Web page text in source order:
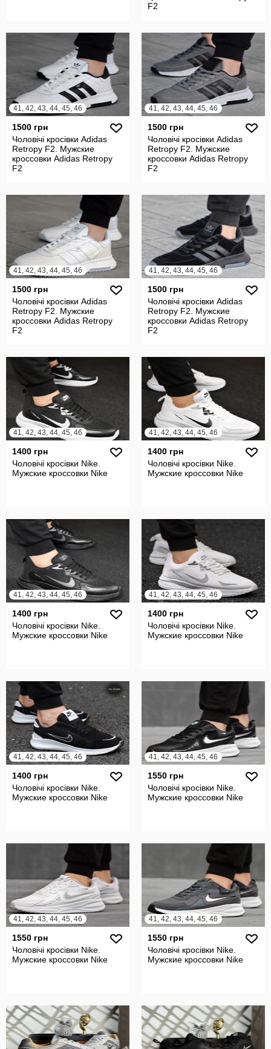
F2
41, 42, 43, 44, 45, 46
1500 грн
Чоловічі кросівки Adidas
Retropy F2. Мужские
кроссовки Adidas Retropy
F2
41, 42, 43, 44, 45, 46
1500 грн
Чоловічі кросівки Adidas
Retropy F2. Мужские
кроссовки Adidas Retropy
F2
41, 42, 43, 44, 45, 46
1500 грн
Чоловічі кросівки Adidas
Retropy F2. Мужские
кроссовки Adidas Retropy
F2
41, 42, 43, 44, 45, 46
1500 грн
Чоловічі кросівки Adidas
Retropy F2. Мужские
кроссовки Adidas Retropy
F2
41, 42, 43, 44, 45, 46
1400 грн
Чоловічі кросівки Nike.
Мужские кроссовки Nike
41, 42, 43, 44, 45, 46
1400 грн
Чоловічі кросівки Nike.
Мужские кроссовки Nike
41, 42, 43, 44, 45, 46
1400 грн
Чоловічі кросівки Nike.
Мужские кроссовки Nike
41, 42, 43, 44, 45, 46
1400 грн
Чоловічі кросівки Nike.
Мужские кроссовки Nike
41, 42, 43, 44, 45, 46
1400 грн
Чоловічі кросівки Nike.
Мужские кроссовки Nike
41, 42, 43, 44, 45, 46
1550 грн
Чоловічі кросівки Nike.
Мужские кроссовки Nike
41, 42, 43, 44, 45, 46
1550 грн
Чоловічі кросівки Nike.
Мужские кроссовки Nike
41, 42, 43, 44, 45, 46
1550 грн
Чоловічі кросівки Nike.
Мужские кроссовки Nike